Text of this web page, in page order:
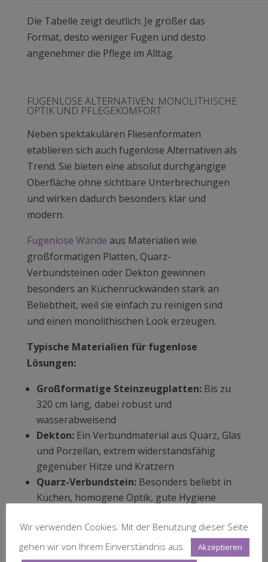
Die Tabelle zeigt deutlich: Je größer das
Format, desto weniger Fugen und desto
angenehmer die Pflege im Alltag.
FUGENLOSE ALTERNATIVEN: MONOLITHISCHE
OPTIK UND PFLEGEKOMFORT
Neben spektakulären Fliesenformaten
etablieren sich auch fugenlose Alternativen als
Trend. Sie bieten eine absolut durchgängige
Oberfläche ohne sichtbare Unterbrechungen
und wirken dadurch besonders klar und
modern.
Fugenlose Wände aus Materialien wie
großformatigen Platten, Quarz-
Verbundsteinen oder Dekton gewinnen
besonders an Küchenrückwänden stark an
Beliebtheit, weil sie einfach zu reinigen sind
und einen monolithischen Look erzeugen.
Typische Materialien für fugenlose
Lösungen:
Großformatige Steinzeugplatten:Bis zu
320 cm lang, dabei robust und
wasserabweisend
Dekton:Ein Verbundmaterial aus Quarz, Glas
und Porzellan, extrem widerstandsfähig
gegenüber Hitze und Kratzern
Quarz-Verbundstein:Besonders beliebt in
Küchen, homogene Optik, gute Hygiene
möglich, ideal für Duschen ohne Rahmen
Der Preisunterschied zu klassischen
Wir verwenden Cookies. Mit der Benutzung dieser Seite
gehen wir von Ihrem Einverständnis aus.
Akzeptieren